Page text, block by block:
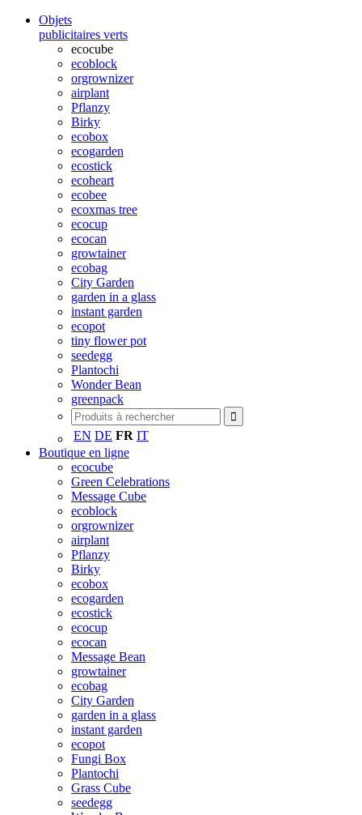
Objets
publicitaires verts
ecocube
ecoblock
orgrownizer
airplant
Pflanzy
Birky
ecobox
ecogarden
ecostick
ecoheart
ecobee
ecoxmas tree
ecocup
ecocan
growtainer
ecobag
City Garden
garden in a glass
instant garden
ecopot
tiny flower pot
seedegg
Plantochi
Wonder Bean
greenpack
EN DE FR IT
Boutique en ligne
ecocube
Green Celebrations
Message Cube
ecoblock
orgrownizer
airplant
Pflanzy
Birky
ecobox
ecogarden
ecostick
ecocup
ecocan
Message Bean
growtainer
ecobag
City Garden
garden in a glass
instant garden
ecopot
Fungi Box
Plantochi
Grass Cube
seedegg